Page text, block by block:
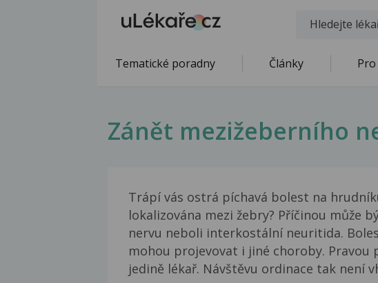
Tematické poradny Články
Zánět mezižeberního
Trápí vás ostrá píchavá bolest na
lokalizována mezi žebry? Příčinou může
nervu neboli interkostální neuritida.
mohou projevovat i jiné choroby. Pravou
jedině lékař. Návštěvu ordinace tak není